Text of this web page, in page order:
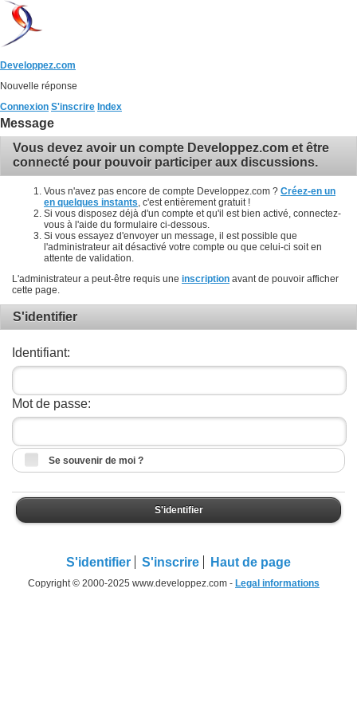
Developpez.com
Nouvelle réponse
Connexion S'inscrire Index
Message
Vous devez avoir un compte Developpez.com et être
connecté pour pouvoir participer aux discussions.
Vous n'avez pas encore de compte Developpez.com ? Créez-en un
en quelques instants , c'est entièrement gratuit !
Si vous disposez déjà d'un compte et qu'il est bien activé, connectez-
vous à l'aide du formulaire ci-dessous.
Si vous essayez d'envoyer un message, il est possible que
l'administrateur ait désactivé votre compte ou que celui-ci soit en
attente de validation.
L'administrateur a peut-être requis une inscription avant de pouvoir afficher
cette page.
S'identifier
Identifiant:
Mot de passe:
Se souvenir de moi ?
S'identifier
S'identifier S'inscrire Haut de page
Copyright © 2000-2025 www.developpez.com - Legal informations